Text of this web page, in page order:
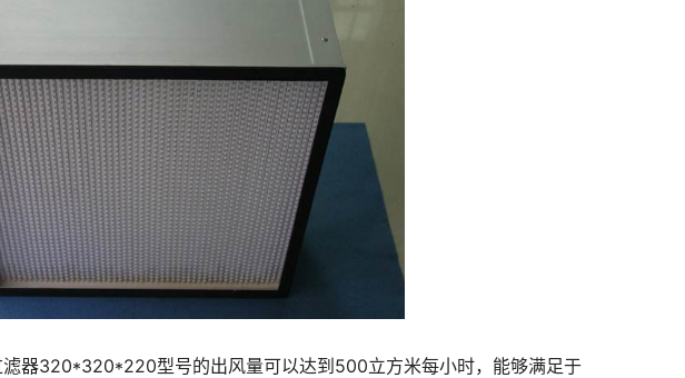
器320*320*220型号的出风量可以达到500立方米每小时，能够满足于